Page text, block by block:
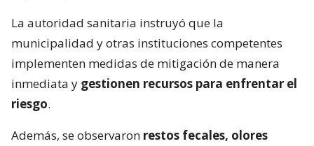
La autoridad sanitaria instruyó que la
municipalidad y otras instituciones competentes
implementen medidas de mitigación de manera
inmediata y gestionen recursos para enfrentar el
riesgo.
Además, se observaron restos fecales, olores